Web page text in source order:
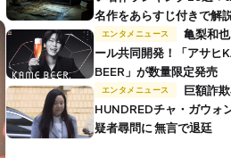
名作をあらすじ付きで解
エンタメニュース
ール共同開発！「アサヒ
BEER」が数量限定発売
エンタメニュース
HUNDREDチャ・ガウォ
疑者尋問に 無言で退廷